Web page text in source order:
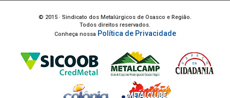
© 2015 · Sindicato dos Metalúrgicos de Osasco e Região.
Todos direitos reservados.
Conheça nossa Política de Privacidade